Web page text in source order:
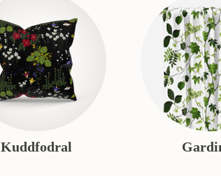
Kuddfodral